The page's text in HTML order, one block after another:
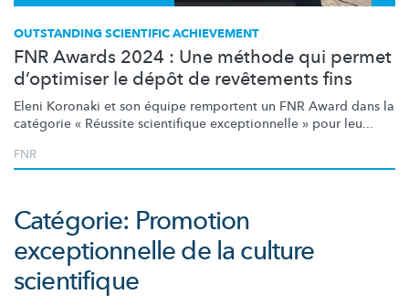
OUTSTANDING SCIENTIFIC ACHIEVEMENT
FNR Awards 2024 : Une méthode qui permet
d’optimiser le dépôt de revêtements fins
Eleni Koronaki et son équipe remportent un FNR Award dans la
catégorie « Réussite scientifique exceptionnelle » pour leu...
FNR
Catégorie: Promotion
exceptionnelle de la culture
scientifique